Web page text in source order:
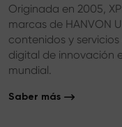
Originada en 2005,
marcas de HANVON
contenidos y
digital de innovación
mundial.
Saber más